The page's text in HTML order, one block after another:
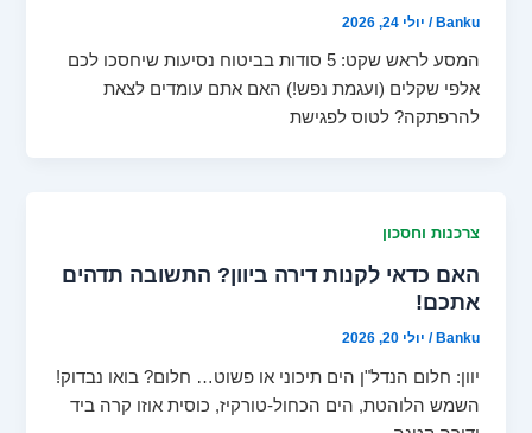
Banku
/ יולי 24, 2026
המסע לראש שקט: 5 סודות בביטוח נסיעות שיחסכו לכם
אלפי שקלים (ועגמת נפש!) האם אתם עומדים לצאת
להרפתקה? לטוס לפגישת
צרכנות וחסכון
האם כדאי לקנות דירה ביוון? התשובה תדהים
אתכם!
Banku
/ יולי 20, 2026
יוון: חלום הנדל"ן הים תיכוני או פשוט… חלום? בואו נבדוק!
השמש הלוהטת, הים הכחול-טורקיז, כוסית אוזו קרה ביד